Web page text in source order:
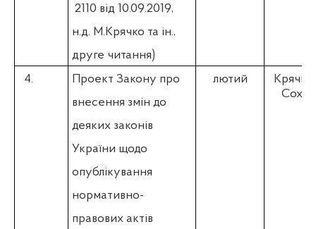
2110 від 10.09.2019,
н.д. М.Крячко та ін.,
друге читання)
4. Проект Закону про
внесення змін до
деяких законів
України щодо
опублікування
нормативно-
правових актів
лютий
Соха